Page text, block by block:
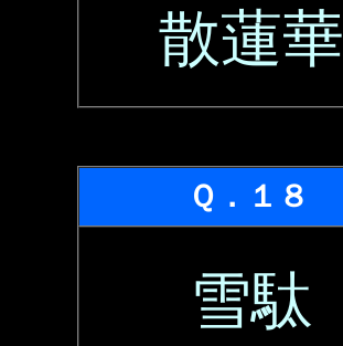
散蓮華
Ｑ．１８
雪駄